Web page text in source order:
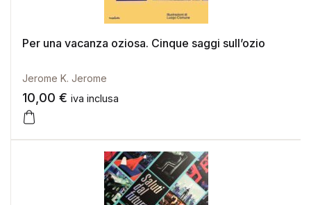
Per una vacanza oziosa. Cinque saggi sull’ozio
Jerome K. Jerome
10,00 € iva inclusa